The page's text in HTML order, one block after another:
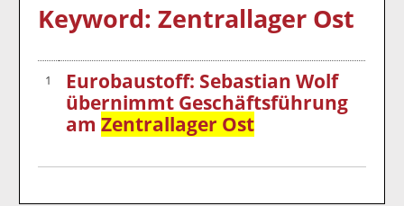
Keyword: Zentrallager Ost
1
Eurobaustoff: Sebastian Wolf
übernimmt Geschäftsführung
amZentrallager Ost